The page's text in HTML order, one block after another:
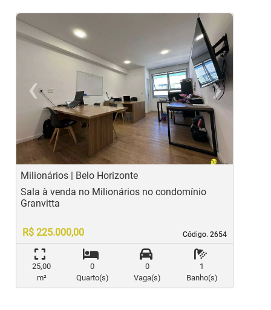
‹
Previous
›
Milionários | Belo Horizonte
Código. 2654
Código. 2654
Sala à venda no Milionários no condomínio
Granvitta
R$ 225.000,00
25,00
m²
0
Quarto(s)
0
Vaga(s)
1
Banho(s)